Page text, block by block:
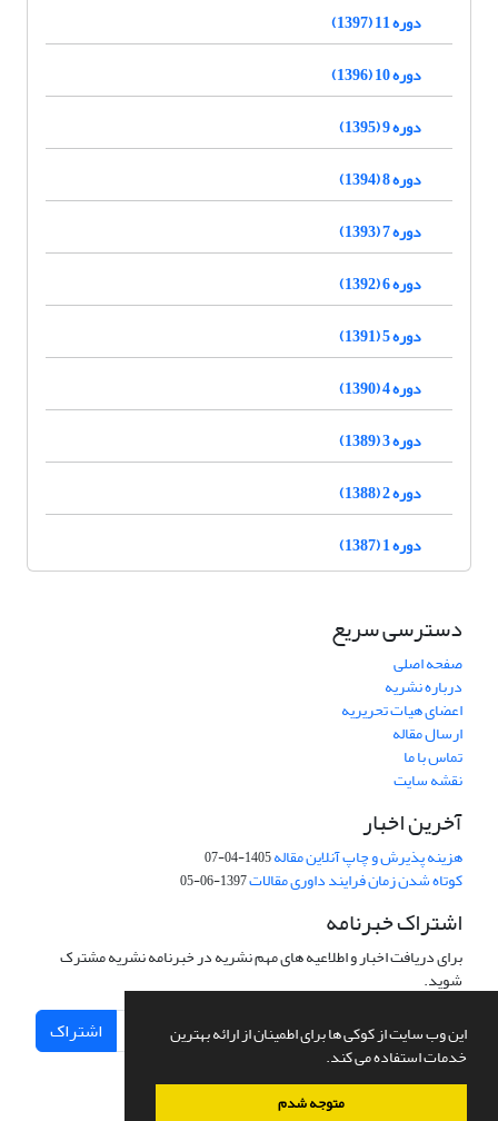
این وب سایت از کوکی ها برای اطمینان از ارائه بهترین
خدمات استفاده می کند.
متوجه شدم
دوره 11 (1397)
دوره 10 (1396)
دوره 9 (1395)
دوره 8 (1394)
دوره 7 (1393)
دوره 6 (1392)
دوره 5 (1391)
دوره 4 (1390)
دوره 3 (1389)
دوره 2 (1388)
دوره 1 (1387)
دسترسی سریع
صفحه اصلی
درباره نشریه
اعضای هیات تحریریه
ارسال مقاله
تماس با ما
نقشه سایت
آخرین اخبار
هزینه پذیرش و چاپ آنلاین مقاله1405-04-07
کوتاه شدن زمان فرایند داوری مقالات1397-06-05
اشتراک خبرنامه
برای دریافت اخبار و اطلاعیه های مهم نشریه در خبرنامه نشریه مشترک
شوید.
اشتراک